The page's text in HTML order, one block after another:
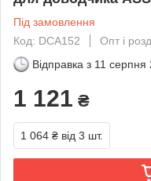
Під замовлення
Код: DCA152
Опт і
Відправка з 11 серпня
1 121 ₴
1 064 ₴ від 3 шт.